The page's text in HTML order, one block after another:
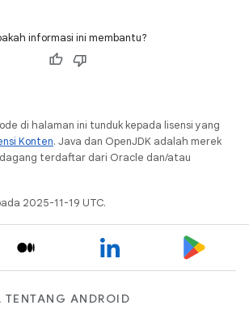
informasi ini membantu?
di halaman ini tunduk kepada lisensi yang
Konten. Java dan OpenJDK adalah merek
terdaftar dari Oracle dan/atau
2025-11-19 UTC.
TENTANG ANDROID